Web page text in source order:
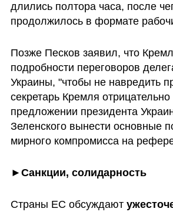
длились полтора часа, после
продолжилось в формате
Позже Песков заявил, что
подробности переговоров
Украины, "чтобы не навредить
секретарь Кремля отрицательно
предложении президента
Зеленского вынести основные
мирного компромисса на
► Санкции, солидарность
Страны ЕС обсуждают